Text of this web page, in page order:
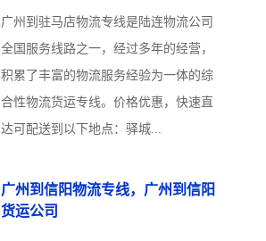
广州到驻马店物流专线是陆连物流公司
全国服务线路之一，经过多年的经营，
积累了丰富的物流服务经验为一体的综
合性物流货运专线。价格优惠，快速直
达可配送到以下地点：驿城...
广州到信阳物流专线，广州到信阳
货运公司